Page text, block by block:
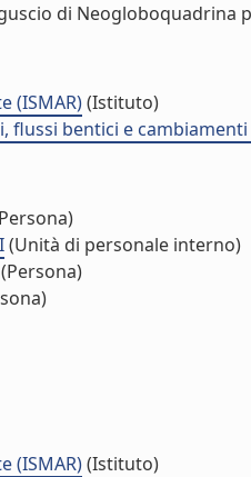
di Neogloboquadrina
(ISMAR)(Istituto)
flussi bentici e cambiamenti
(Unità di personale interno)
(Persona)
(ISMAR)(Istituto)